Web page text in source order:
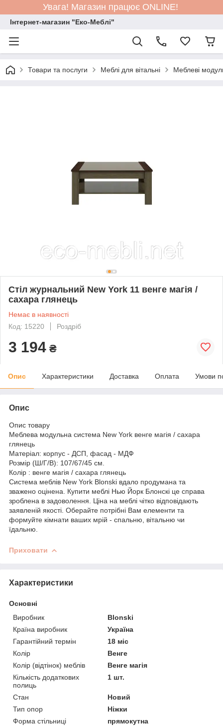
Увага! Магазин працює ONLINE!
Інтернет-магазин "Еко-Меблі"
Товари та послуги Меблі для вітальні Меблеві
Стіл журнальний New York 11 венге магія /
сахара глянець
Немає в наявності
Код: 15220
Роздріб
3 194 ₴
Опис Характеристики Доставка Оплата Умови
Опис
Опис товару
Меблева модульна система New York венге магія / сахара
глянець
Матеріал: корпус - ДСП, фасад - МДФ
Розмір (Ш/Г/В): 107/67/45 см.
Колір : венге магія / сахара глянець
Система меблів New York Blonski вдало продумана та
зважено оцінена. Купити меблі Нью Йорк Блонскі це справа
зроблена в задоволення. Ціна на меблі чітко відповідають
заявленій якості. Оберайте потрібні Вам елементи та
формуйте кімнати ваших мрій - спальню, вітальню чи
їдальню.
Приховати
Характеристики
Основні
Виробник
Blonski
Країна виробник
Україна
Гарантійний термін
18 міс
Колір
Венге
Колір (відтінок) меблів
Венге магія
Кількість додаткових
полиць
1 шт.
Стан
Новий
Тип опор
Ніжки
Форма стільниці
прямокутна